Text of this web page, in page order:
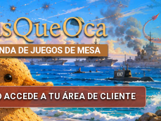
ACCEDE A TU ÁREA DE CLIENTE